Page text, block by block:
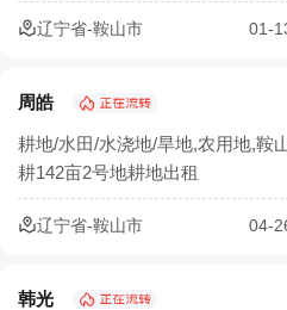
农业部：集体土地经
确保承包地经营权流
土地流转怎样实施才
北京市农村土地经营
辽宁省-鞍山市 01-
周皓
耕地/水田/水浇地/旱地,农用地,鞍
耕142亩2号地耕地出租
辽宁省-鞍山市 04-
韩光